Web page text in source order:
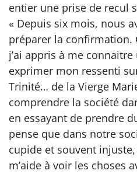
entier une prise de recul
« Depuis six mois, nous
préparer la confirmation.
j’ai appris à me
exprimer mon ressenti
Trinité… de la Vierge
comprendre la société
en essayant de prendre
pense que dans notre
cupide et souvent
m’aide à voir les choses